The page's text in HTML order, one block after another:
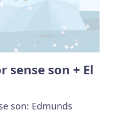
sense son + El
son: Edmunds